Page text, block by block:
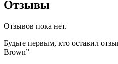
Отзывы
Отзывов пока нет.
Будьте первым, кто оставил
Brown”